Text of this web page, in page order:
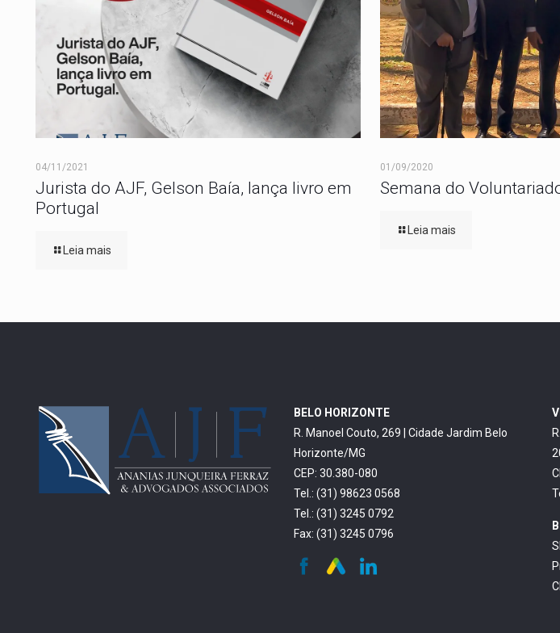
04/11/2021
Jurista do AJF, Gelson Baía, lança livro em
Portugal
Leia mais
01/09/2020
Semana do
Leia mais
BELO HORIZONTE
R. Manoel Couto, 269 | Cidade Jardim Belo
Horizonte/MG
CEP: 30.380-080
Tel.: (31) 98623 0568
Tel.: (31) 3245 0792
Fax: (31) 3245 0796